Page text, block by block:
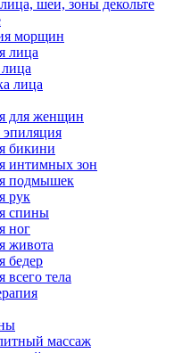
шеи, зоны декольте
морщин
лица
лица
для женщин
эпиляция
бикини
интимных зон
подмышек
рук
спины
ног
живота
бедер
всего тела
массаж